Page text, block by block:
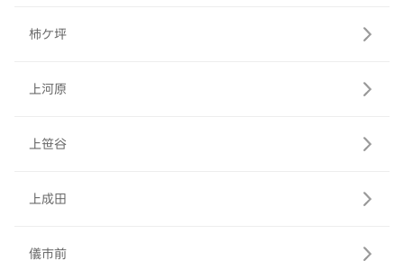
柿ケ坪
上河原
上笹谷
上成田
儀市前